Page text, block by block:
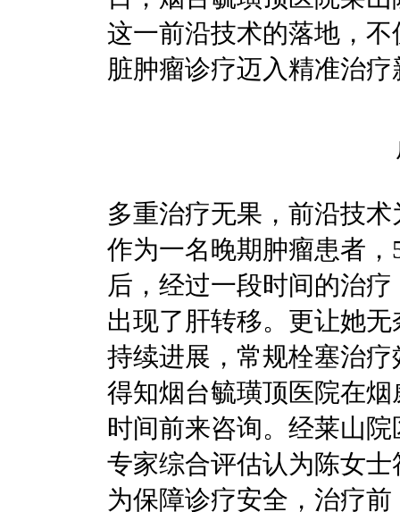
这一前沿技术的落地，
脏肿瘤诊疗迈入精准治
多重治疗无果，前沿技
作为一名晚期肿瘤患者
后，经过一段时间的治
出现了肝转移。更让她
持续进展，常规栓塞治
得知烟台毓璜顶医院在
时间前来咨询。经莱山
专家综合评估认为陈女
为保障诊疗安全，治疗